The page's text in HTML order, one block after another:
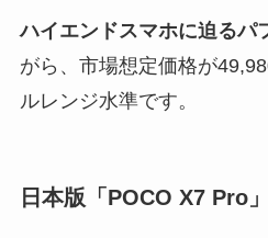
ハイエンドスマホに迫るパ
がら、市場想定価格が
ルレンジ水準です。
日本版「POCO X7 Pro